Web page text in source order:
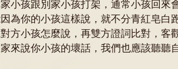
小孩跟別家小孩打架，通常小孩回來
為你的小孩這樣說，就不分青紅皂白
方小孩怎麼說，再雙方證詞比對，客
來說你小孩的壞話，我們也應該聽聽